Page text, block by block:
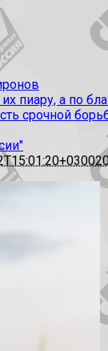
пиару, а по
срочной